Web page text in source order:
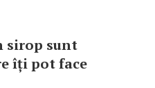
sirop sunt
îți pot face